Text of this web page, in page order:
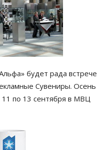
будет рада встрече
Сувениры. Осень
11 по 13 сентября в МВЦ